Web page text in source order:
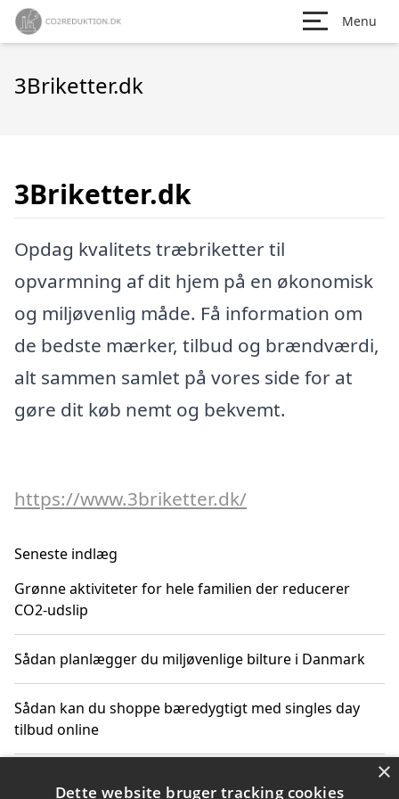
Menu
3Briketter.dk
3Briketter.dk
Opdag kvalitets træbriketter til
opvarmning af dit hjem på en økonomisk
og miljøvenlig måde. Få information om
de bedste mærker, tilbud og brændværdi,
alt sammen samlet på vores side for at
gøre dit køb nemt og bekvemt.
https://www.3briketter.dk/
Seneste indlæg
Grønne aktiviteter for hele familien der reducerer
CO2-udslip
Sådan planlægger du miljøvenlige bilture i Danmark
Sådan kan du shoppe bæredygtigt med singles day
tilbud online
×
Dette website bruger tracking cookies